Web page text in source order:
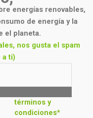
energías renovables,
de energía y la
el planeta.
nos gusta el spam
a ti)
términos y
condiciones*